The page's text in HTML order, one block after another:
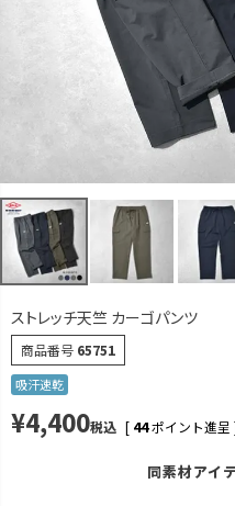
ストレッチ天竺 カーゴパンツ
商品番号 65751
吸汗速乾
¥4,400税込 [ 44ポイント進呈
M
LL
グレーブルー
M
同素材アイ